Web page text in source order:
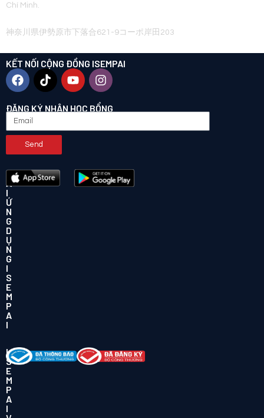
Chí Minh.
NHẬT BẢN
神奈川県伊勢原市下落合621-9コーポ岸田203
KẾT NỐI CỘNG ĐỒNG ISEMPAI
ĐĂNG KÝ NHẬN HỌC BỔNG
Send
T
Ả
I
Ứ
N
G
D
Ụ
N
G
I
S
E
M
P
A
I
I
S
E
M
P
A
I